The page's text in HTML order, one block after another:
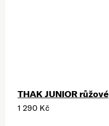
THAK JUNIOR růžové
1 290 Kč